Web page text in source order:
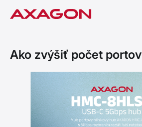
Ako zvýšiť počet portov